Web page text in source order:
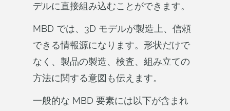
デルに直接組み込むことができます。
MBD では、3D モデルが製造上、信頼
できる情報源になります。形状だけで
なく、製品の製造、検査、組み立ての
方法に関する意図も伝えます。
一般的な MBD 要素には以下が含まれ